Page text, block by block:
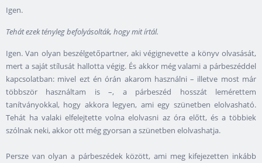
Igen.
Tehát ezek tényleg befolyásolták, hogy mit írtál.
Igen. Van olyan beszélgetőpartner, aki végignevette a könyv olvasását,
mert a saját stílusát hallotta végig. És akkor még valami a párbeszéddel
kapcsolatban: mivel ezt én órán akarom használni – illetve most már
többször használtam is –, a párbeszéd hosszát lemérettem
tanítványokkal, hogy akkora legyen, ami egy szünetben elolvasható.
Tehát ha valaki elfelejtette volna elolvasni az óra előtt, és a többiek
szólnak neki, akkor ott még gyorsan a szünetben elolvashatja.
Persze van olyan a párbeszédek között, ami meg kifejezetten inkább